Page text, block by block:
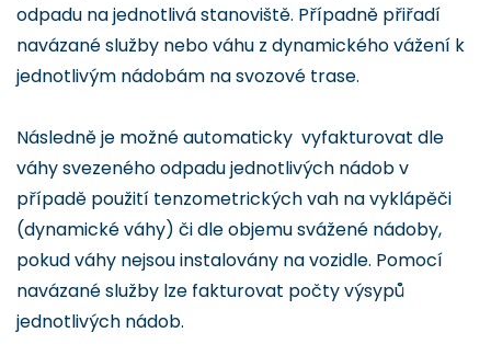
odpadu na jednotlivá stanoviště. Případně přiřadí
navázané služby nebo váhu z dynamického vážení k
jednotlivým nádobám na svozové trase.
Následně je možné automaticky vyfakturovat dle
váhy svezeného odpadu jednotlivých nádob v
případě použití tenzometrických vah na vyklápěči
(dynamické váhy) či dle objemu svážené nádoby,
pokud váhy nejsou instalovány na vozidle. Pomocí
navázané služby lze fakturovat počty výsypů
jednotlivých nádob.